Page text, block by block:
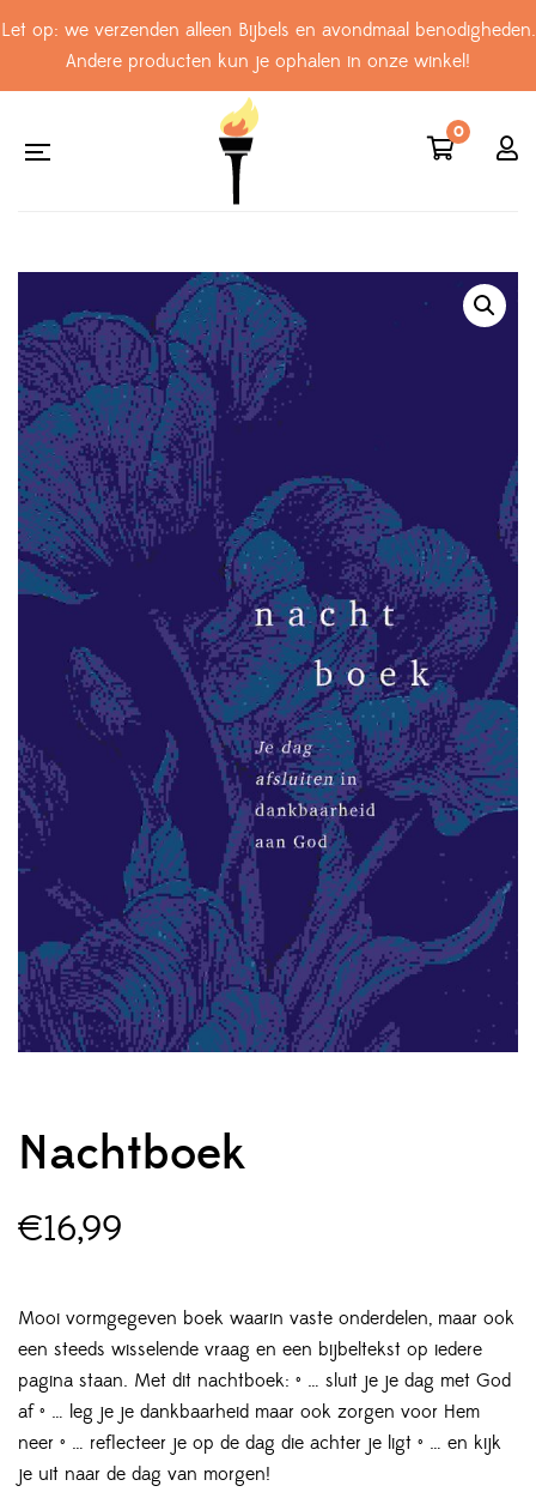
Let op: we verzenden alleen Bijbels en avondmaal benodigheden.
Andere producten kun je ophalen in onze winkel!
0
Nachtboek
€16,99
Mooi vormgegeven boek waarin vaste onderdelen, maar ook
een steeds wisselende vraag en een bijbeltekst op iedere
pagina staan. Met dit nachtboek: • … sluit je je dag met God
af • … leg je je dankbaarheid maar ook zorgen voor Hem
neer • … reflecteer je op de dag die achter je ligt • … en kijk
je uit naar de dag van morgen!